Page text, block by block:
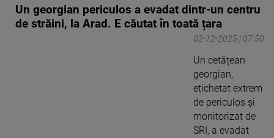
Un georgian periculos a evadat dintr-un centru
de străini, la Arad. E căutat în toată țara
02-12-2025 | 07:50
Un cetățean
georgian,
etichetat extrem
de periculos și
monitorizat de
SRI, a evadat